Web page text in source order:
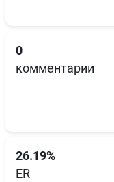
0
комментарии
26.19%
ER